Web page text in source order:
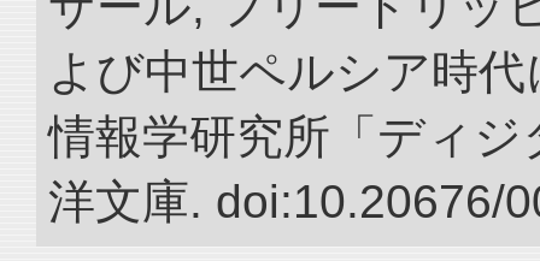
よび中世ペルシア時
情報学研究所「ディ
洋文庫. doi:10.20676/